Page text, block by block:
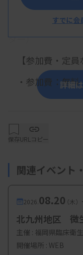
鈴木弘倫氏（獨
ター）
【参加費・定員
・参加費：無料
詳細
すでに会
保存URLコピー
関連イベント
2026. 08.20（木）
北九州地区 微
主催 : 福岡県臨床衛
開催場所 : WEB